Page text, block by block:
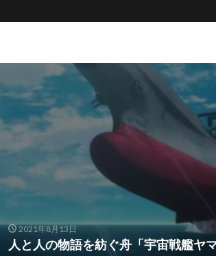
2021年8月13日
人と人の物語を紡ぐ舟「宇宙戦艦ヤマ